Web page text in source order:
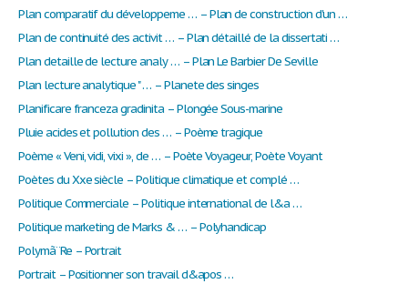
Plan comparatif du développeme … – Plan de construction d'un …
Plan de continuité des activit … – Plan détaillé de la dissertati …
Plan detaille de lecture analy … – Plan Le Barbier De Seville
Plan lecture analytique " … – Planete des singes
Planificare franceza gradinita – Plongée Sous-marine
Pluie acides et pollution des … – Poème tragique
Poème « Veni, vidi, vixi », de … – Poète Voyageur, Poète Voyant
Poètes du Xxe siècle – Politique climatique et complé …
Politique Commerciale – Politique international de l&a …
Politique marketing de Marks & … – Polyhandicap
Polymã¨Re – Portrait
Portrait – Positionner son travail d&apos …